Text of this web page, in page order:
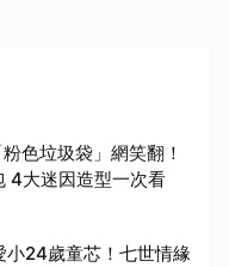
色垃圾袋」網笑翻！
4大迷因造型一次看
小24歲童芯！七世情緣